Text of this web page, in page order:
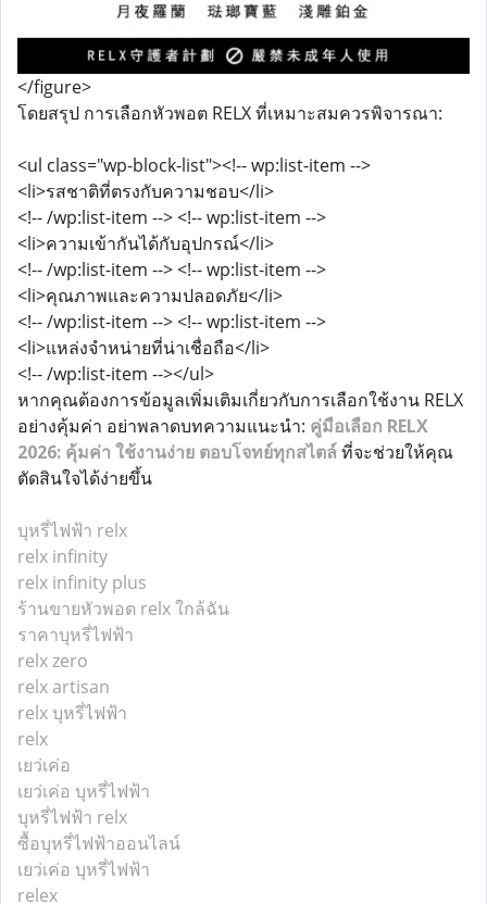
</figure>
โดยสรุป การเลือกหัวพอต RELX ที่เหมาะสมควรพิจารณา:
<ul class="wp-block-list"><!-- wp:list-item -->
<li>รสชาติที่ตรงกับความชอบ</li>
<!-- /wp:list-item --> <!-- wp:list-item -->
<li>ความเข้ากันได้กับอุปกรณ์</li>
<!-- /wp:list-item --> <!-- wp:list-item -->
<li>คุณภาพและความปลอดภัย</li>
<!-- /wp:list-item --> <!-- wp:list-item -->
<li>แหล่งจำหน่ายที่น่าเชื่อถือ</li>
<!-- /wp:list-item --></ul>
หากคุณต้องการข้อมูลเพิ่มเติมเกี่ยวกับการเลือกใช้งาน RELX
อย่างคุ้มค่า อย่าพลาดบทความแนะนำ: คู่มือเลือก RELX
2026: คุ้มค่า ใช้งานง่าย ตอบโจทย์ทุกสไตล์ที่จะช่วยให้คุณ
ตัดสินใจได้ง่ายขึ้น
บุหรี่ไฟฟ้า relx
relx infinity
relx infinity plus
ร้านขายหัวพอต relx ใกล้ฉัน
ราคาบุหรี่ไฟฟ้า
relx zero
relx artisan
relx บุหรี่ไฟฟ้า
relx
เยว่เค่อ
เยว่เค่อ บุหรี่ไฟฟ้า
บุหรี่ไฟฟ้า relx
ซื้อบุหรี่ไฟฟ้าออนไลน์
เยว่เค่อ บุหรี่ไฟฟ้า
relex